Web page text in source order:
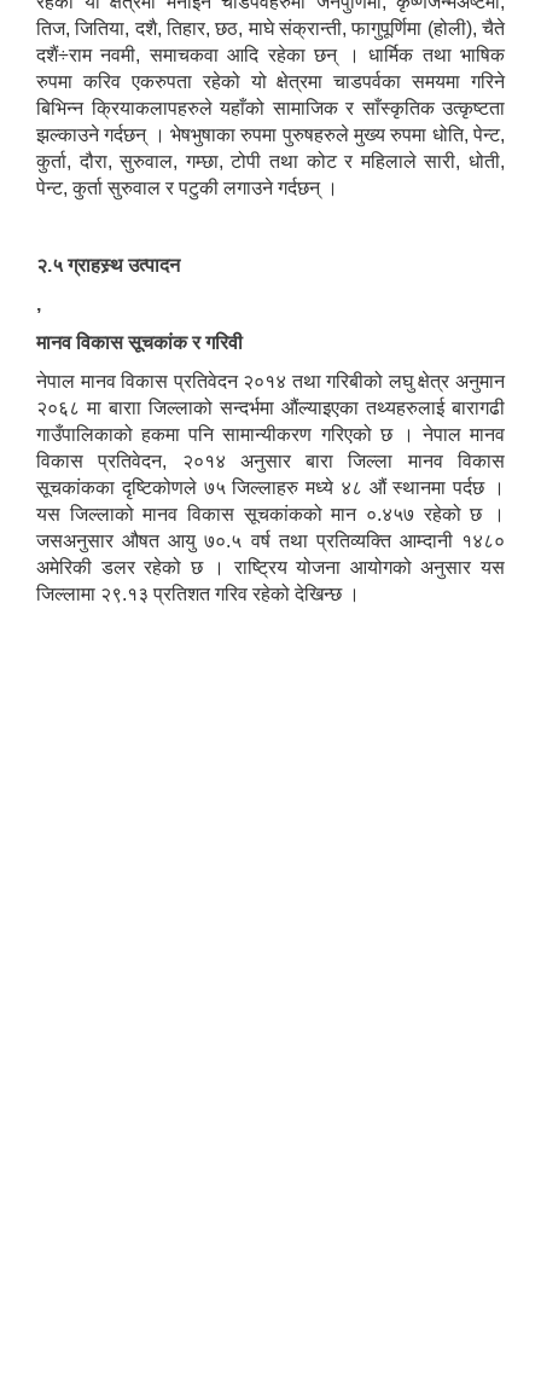
तिज, जितिया, दशै, तिहार, छठ, माघे संक्रान्ती, फागुपूर्णिमा (होली), चैते
दशैं÷राम नवमी, समाचकवा आदि रहेका छन् । धार्मिक तथा भाषिक
रुपमा करिव एकरुपता रहेको यो क्षेत्रमा चाडपर्वका समयमा गरिने
बिभिन्न क्रियाकलापहरुले यहाँको सामाजिक र साँस्कृतिक उत्कृष्टता
झल्काउने गर्दछन् । भेषभुषाका रुपमा पुरुषहरुले मुख्य रुपमा धोति, पेन्ट,
कुर्ता, दौरा, सुरुवाल, गम्छा, टोपी तथा कोट र महिलाले सारी, धोती,
पेन्ट, कुर्ता सुरुवाल र पटुकी लगाउने गर्दछन् ।
२.५ ग्राहस्र्थ उत्पादन
,
मानव विकास सूचकांक र गरिवी
नेपाल मानव विकास प्रतिवेदन २०१४ तथा गरिबीको लघु क्षेत्र अनुमान
२०६८ मा बाराा जिल्लाको सन्दर्भमा औंल्याइएका तथ्यहरुलाई बारागढी
गाउँपालिकाको हकमा पनि सामान्यीकरण गरिएको छ । नेपाल मानव
विकास प्रतिवेदन, २०१४ अनुसार बारा जिल्ला मानव विकास
सूचकांकका दृष्टिकोणले ७५ जिल्लाहरु मध्ये ४८ औं स्थानमा पर्दछ ।
यस जिल्लाको मानव विकास सूचकांकको मान ०.४५७ रहेको छ ।
जसअनुसार औषत आयु ७०.५ वर्ष तथा प्रतिव्यक्ति आम्दानी १४८०
अमेरिकी डलर रहेको छ । राष्ट्रिय योजना आयोगको अनुसार यस
जिल्लामा २९.१३ प्रतिशत गरिव रहेको देखिन्छ ।